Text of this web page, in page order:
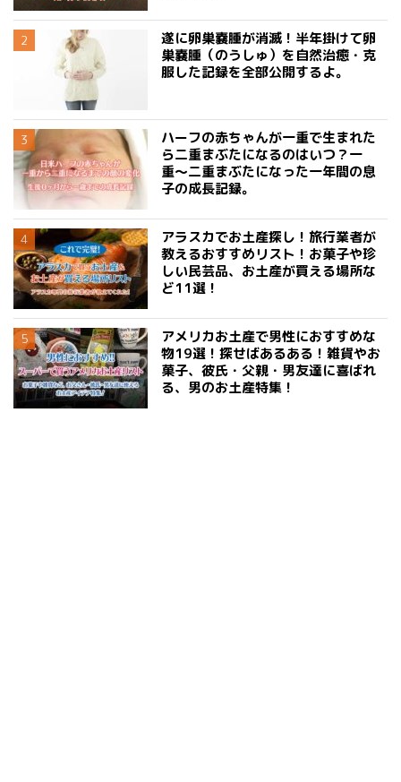
遂に卵巣嚢腫が消滅！半年掛けて卵
巣嚢腫（のうしゅ）を自然治癒・克
服した記録を全部公開するよ。
ハーフの赤ちゃんが一重で生まれた
ら二重まぶたになるのはいつ？一
重〜二重まぶたになった一年間の息
子の成長記録。
アラスカでお土産探し！旅行業者が
教えるおすすめリスト！お菓子や珍
しい民芸品、お土産が買える場所な
ど11選！
アメリカお土産で男性におすすめな
物19選！探せばあるある！雑貨やお
菓子、彼氏・父親・男友達に喜ばれ
る、男のお土産特集！